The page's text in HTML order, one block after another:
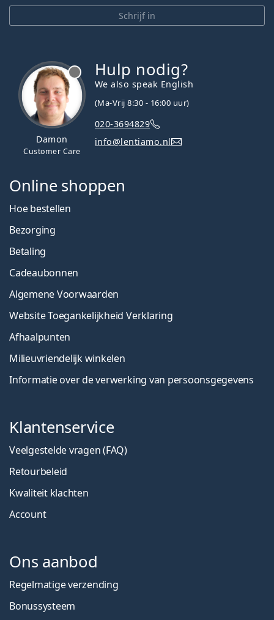
Schrijf in
Damon
Customer Care
Hulp nodig?
We also speak English
(Ma-Vrij 8:30 - 16:00 uur)
020-3694829
info@lentiamo.nl
Online shoppen
Hoe bestellen
Bezorging
Betaling
Cadeaubonnen
Algemene Voorwaarden
Website Toegankelijkheid Verklaring
Afhaalpunten
Milieuvriendelijk winkelen
Informatie over de verwerking van persoonsgegevens
Klantenservice
Veelgestelde vragen (FAQ)
Retourbeleid
Kwaliteit klachten
Account
Ons aanbod
Regelmatige verzending
Bonussysteem